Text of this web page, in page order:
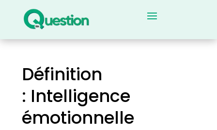
Définition
: Intelligence
émotionnelle